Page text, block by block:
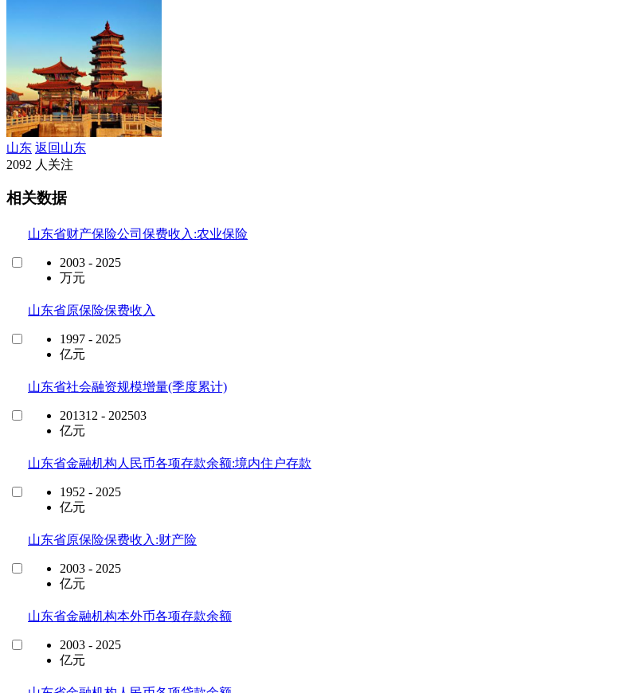
山东 返回山东
2092 人关注
相关数据
山东省财产保险公司保费收入:农业保险
2003 - 2025
万元
山东省原保险保费收入
1997 - 2025
亿元
山东省社会融资规模增量(季度累计)
201312 - 202503
亿元
山东省金融机构人民币各项存款余额:境内住户存款
1952 - 2025
亿元
山东省原保险保费收入:财产险
2003 - 2025
亿元
山东省金融机构本外币各项存款余额
2003 - 2025
亿元